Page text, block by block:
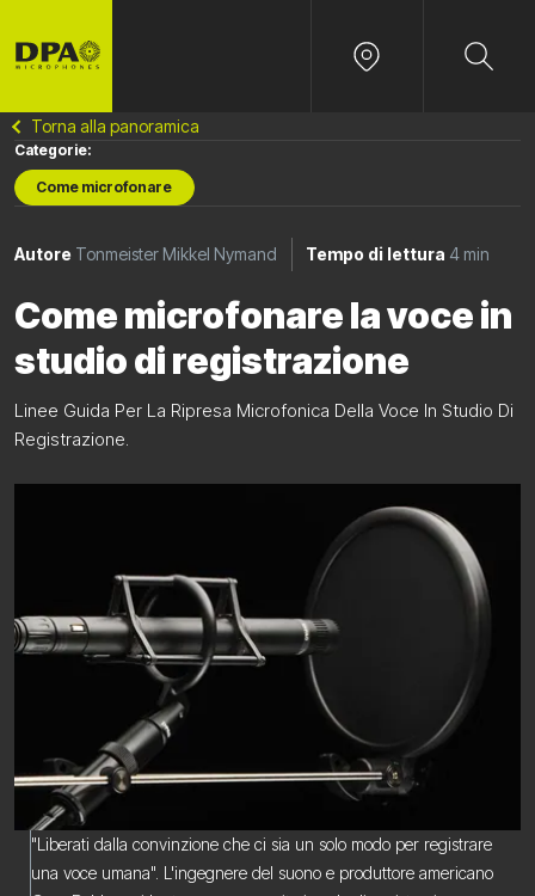
Torna alla panoramica
Categorie:
Come microfonare
Autore Tonmeister Mikkel Nymand Tempo di lettura 4 min
Come microfonare la voce in
studio di registrazione
Linee Guida Per La Ripresa Microfonica Della Voce In Studio Di
Registrazione.
"Liberati dalla convinzione che ci sia un solo modo per registrare
una voce umana". L'ingegnere del suono e produttore americano